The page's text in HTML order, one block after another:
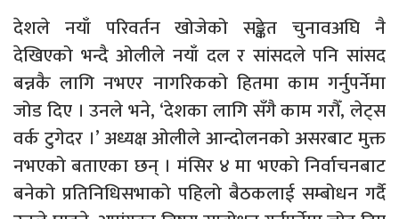
देशले नयाँ परिवर्तन खोजेको सङ्केत चुनावअघि नै
देखिएको भन्दै ओलीले नयाँ दल र सांसदले पनि सांसद
बन्नकै लागि नभएर नागरिकको हितमा काम गर्नुपर्नेमा
जोड दिए । उनले भने, ‘देशका लागि सँगै काम गरौँ, लेट्स
वर्क टुगेदर ।’ अध्यक्ष ओलीले आन्दोलनको असरबाट मुक्त
नभएको बताएका छन् । मंसिर ४ मा भएको निर्वाचनबाट
बनेको प्रतिनिधिसभाको पहिलो बैठकलाई सम्बोधन गर्दै